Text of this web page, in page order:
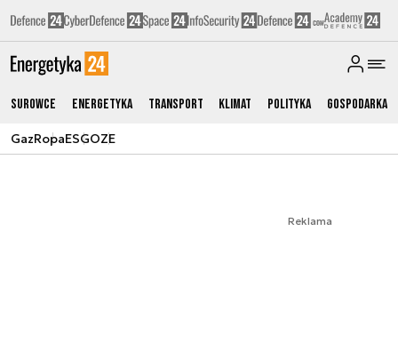
Surowce Energetyka Transport Klimat Polityka Gospodarka
GazRopaESGOZE
Reklama